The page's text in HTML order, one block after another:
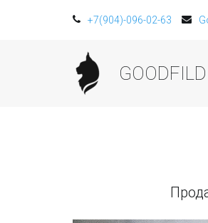
+7(904)-096-02-63